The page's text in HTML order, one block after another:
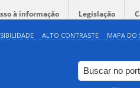
à informação Legislação
ALTO CONTRASTE MAPA DO